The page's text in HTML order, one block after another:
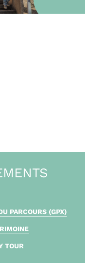
PARCOURS (GPX)
TOUR